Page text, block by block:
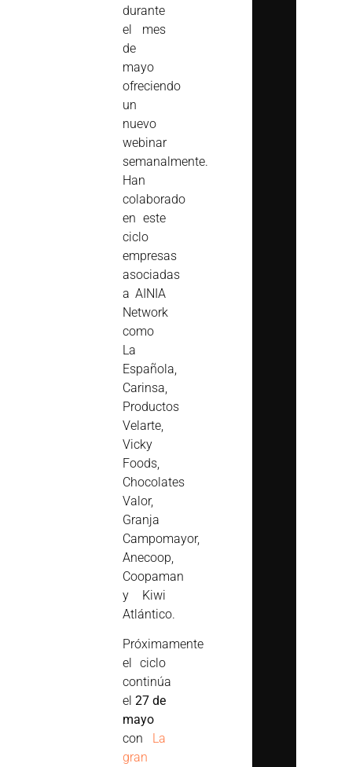
durante
el mes
de
mayo
ofreciendo
un
nuevo
webinar
semanalmente.
Han
colaborado
en este
ciclo
empresas
asociadas
a AINIA
Network
como
La
Española,
Carinsa,
Productos
Velarte,
Vicky
Foods,
Chocolates
Valor,
Granja
Campomayor,
Anecoop,
Coopaman
y Kiwi
Atlántico.
Próximamente
el ciclo
continúa
el 27 de
mayo
con
La
gran